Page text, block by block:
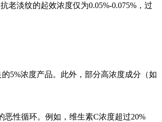
老淡纹的起效浓度仅为0.05%-0.075%，过
5%浓度产品。此外，部分高浓度成分（如
性循环。例如，维生素C浓度超过20%